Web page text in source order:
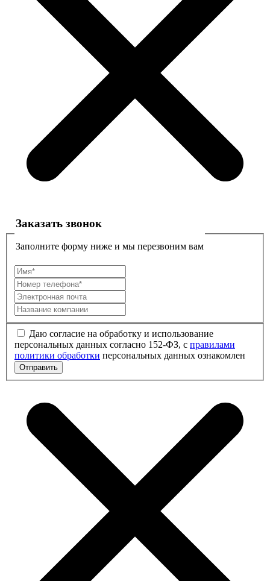
Заказать звонок
Заполните форму ниже и мы перезвоним вам
Даю согласие на обработку и использование
персональных данных согласно 152-ФЗ, с правилами
политики обработки персональных данных ознакомлен
Отправить